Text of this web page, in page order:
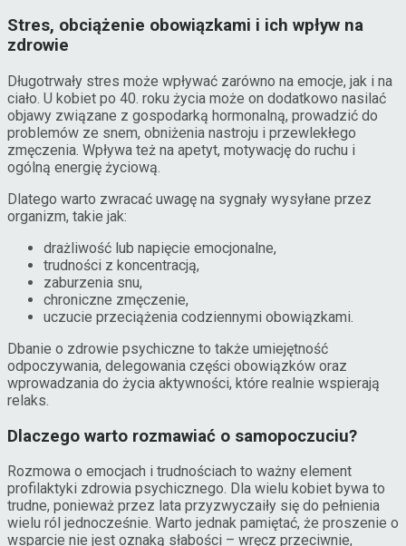
Stres, obciążenie obowiązkami i ich wpływ na
zdrowie
Długotrwały stres może wpływać zarówno na emocje, jak i na
ciało. U kobiet po 40. roku życia może on dodatkowo nasilać
objawy związane z gospodarką hormonalną, prowadzić do
problemów ze snem, obniżenia nastroju i przewlekłego
zmęczenia. Wpływa też na apetyt, motywację do ruchu i
ogólną energię życiową.
Dlatego warto zwracać uwagę na sygnały wysyłane przez
organizm, takie jak:
drażliwość lub napięcie emocjonalne,
trudności z koncentracją,
zaburzenia snu,
chroniczne zmęczenie,
uczucie przeciążenia codziennymi obowiązkami.
Dbanie o zdrowie psychiczne to także umiejętność
odpoczywania, delegowania części obowiązków oraz
wprowadzania do życia aktywności, które realnie wspierają
relaks.
Dlaczego warto rozmawiać o samopoczuciu?
Rozmowa o emocjach i trudnościach to ważny element
profilaktyki zdrowia psychicznego. Dla wielu kobiet bywa to
trudne, ponieważ przez lata przyzwyczaiły się do pełnienia
wielu ról jednocześnie. Warto jednak pamiętać, że proszenie o
wsparcie nie jest oznaką słabości – wręcz przeciwnie,